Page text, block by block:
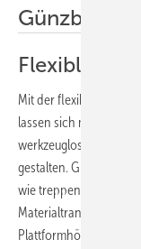
Günzburger
Flexible
Mit der flexiblen
lassen sich mit nur
werkzeuglos
gestalten.
wie treppenförmige
Materialtransport. Die
Plattformhöhe) und XL